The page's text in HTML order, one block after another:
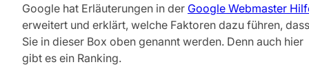
Google hat Erläuterungen in der Google Webmaster
erweitert und erklärt, welche Faktoren dazu führen, dass
Sie in dieser Box oben genannt werden. Denn auch hier
gibt es ein Ranking.